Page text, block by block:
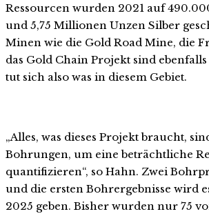
Ressourcen wurden 2021 auf
und 5,75 Millionen Unzen Silber
Minen wie die Gold Road Mine, die
das Gold Chain Projekt sind ebenfalls
tut sich also was in diesem Gebiet.
„Alles, was dieses Projekt braucht,
Bohrungen, um eine beträchtliche
quantifizieren“, so Hahn. Zwei
und die ersten Bohrergebnisse wird
2025 geben. Bisher wurden nur 75